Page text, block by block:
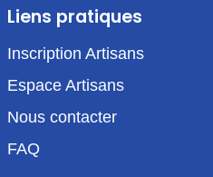
Liens pratiques
Inscription Artisans
Espace Artisans
Nous contacter
FAQ